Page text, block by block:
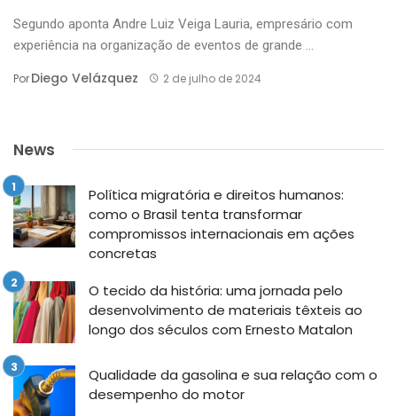
Segundo aponta Andre Luiz Veiga Lauria, empresário com
experiência na organização de eventos de grande ...
PorDiego Velázquez 2 de julho de 2024
News
Política migratória e direitos humanos:
como o Brasil tenta transformar
compromissos internacionais em ações
concretas
O tecido da história: uma jornada pelo
desenvolvimento de materiais têxteis ao
longo dos séculos com Ernesto Matalon
Qualidade da gasolina e sua relação com o
desempenho do motor